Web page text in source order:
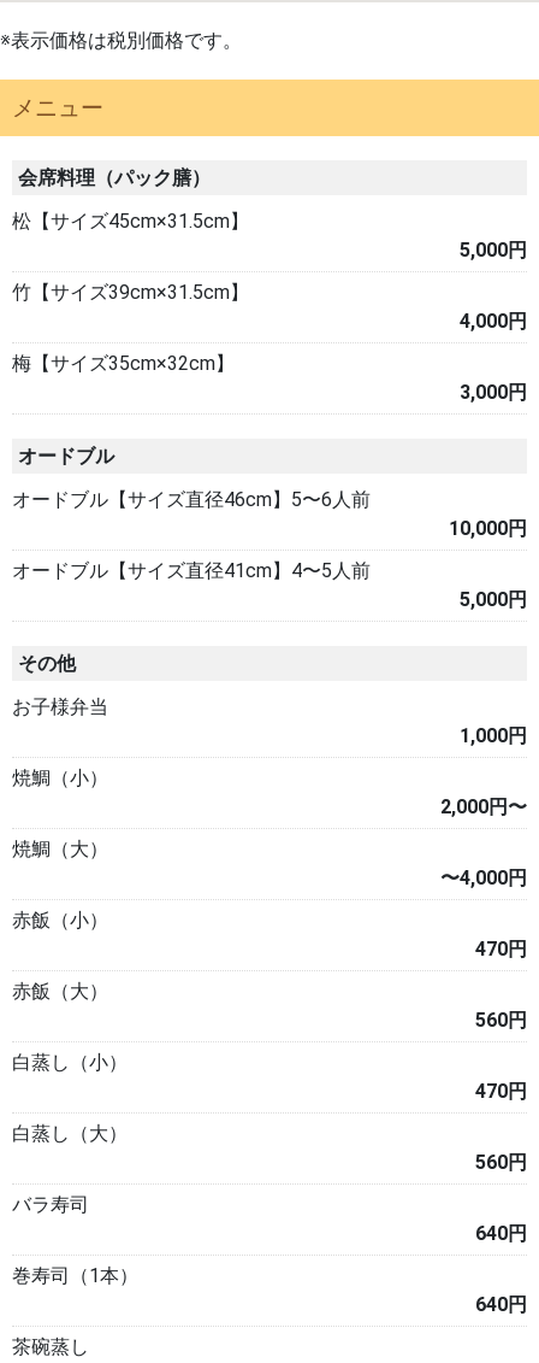
※表示価格は税別価格です。
メニュー
会席料理（パック膳）
松【サイズ45cm×31.5cm】
5,000円
竹【サイズ39cm×31.5cm】
4,000円
梅【サイズ35cm×32cm】
3,000円
オードブル
オードブル【サイズ直径46cm】5〜6人前
10,000円
オードブル【サイズ直径41cm】4〜5人前
5,000円
その他
お子様弁当
1,000円
焼鯛（小）
2,000円〜
焼鯛（大）
〜4,000円
赤飯（小）
470円
赤飯（大）
560円
白蒸し（小）
470円
白蒸し（大）
560円
バラ寿司
640円
巻寿司（1本）
640円
茶碗蒸し